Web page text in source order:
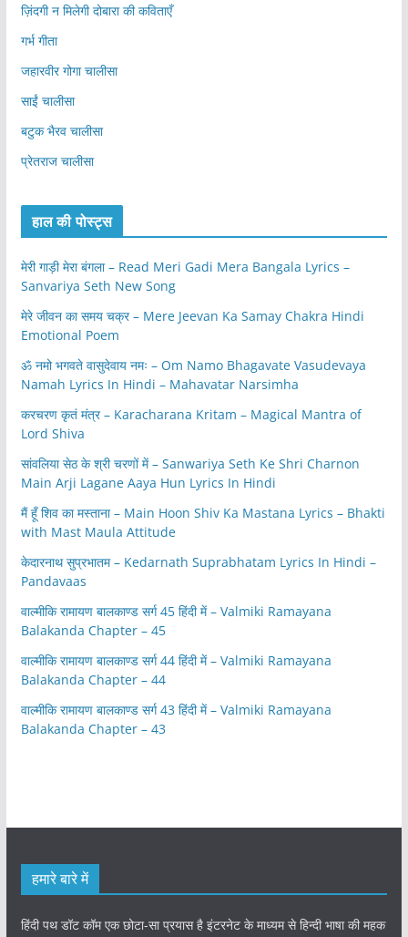
ज़िंदगी न मिलेगी दोबारा की कविताएँ
गर्भ गीता
जहारवीर गोगा चालीसा
साईं चालीसा
बटुक भैरव चालीसा
प्रेतराज चालीसा
हाल की पोस्ट्स
मेरी गाड़ी मेरा बंगला – Read Meri Gadi Mera Bangala Lyrics –
Sanvariya Seth New Song
मेरे जीवन का समय चक्र – Mere Jeevan Ka Samay Chakra Hindi
Emotional Poem
ॐ नमो भगवते वासुदेवाय नमः – Om Namo Bhagavate Vasudevaya
Namah Lyrics In Hindi – Mahavatar Narsimha
करचरण कृतं मंत्र – Karacharana Kritam – Magical Mantra of
Lord Shiva
सांवलिया सेठ के श्री चरणों में – Sanwariya Seth Ke Shri Charnon
Main Arji Lagane Aaya Hun Lyrics In Hindi
मैं हूँ शिव का मस्ताना – Main Hoon Shiv Ka Mastana Lyrics – Bhakti
with Mast Maula Attitude
केदारनाथ सुप्रभातम – Kedarnath Suprabhatam Lyrics In Hindi –
Pandavaas
वाल्मीकि रामायण बालकाण्ड सर्ग 45 हिंदी में – Valmiki Ramayana
Balakanda Chapter – 45
वाल्मीकि रामायण बालकाण्ड सर्ग 44 हिंदी में – Valmiki Ramayana
Balakanda Chapter – 44
वाल्मीकि रामायण बालकाण्ड सर्ग 43 हिंदी में – Valmiki Ramayana
Balakanda Chapter – 43
हमारे बारे में
हिंदी पथ डॉट कॉम एक छोटा-सा प्रयास है इंटरनेट के माध्यम से हिन्दी भाषा की महक